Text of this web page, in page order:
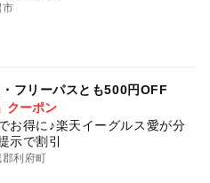
市
フリーパスとも500円OFF
クーポン
お得に♪楽天イーグルス愛が分
示で割引
利府町